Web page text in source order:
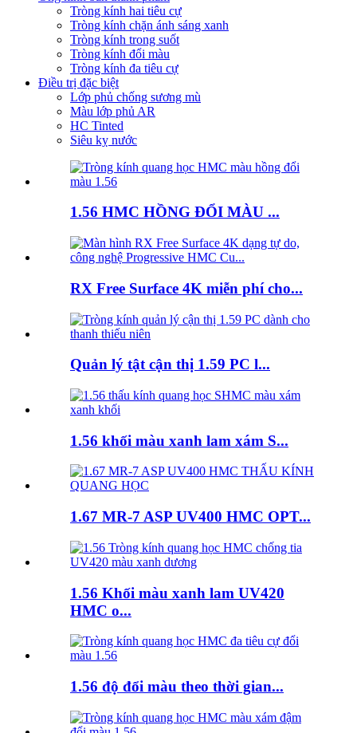
Tròng kính hai tiêu cự
Tròng kính chặn ánh sáng xanh
Tròng kính trong suốt
Tròng kính đổi màu
Tròng kính đa tiêu cự
Điều trị đặc biệt
Lớp phủ chống sương mù
Màu lớp phủ AR
HC Tinted
Siêu kỵ nước
1.56 HMC HỒNG ĐỔI MÀU ...
RX Free Surface 4K miễn phí cho...
Quản lý tật cận thị 1.59 PC l...
1.56 khối màu xanh lam xám S...
1.67 MR-7 ASP UV400 HMC OPT...
1.56 Khối màu xanh lam UV420
HMC o...
1.56 độ đổi màu theo thời gian...